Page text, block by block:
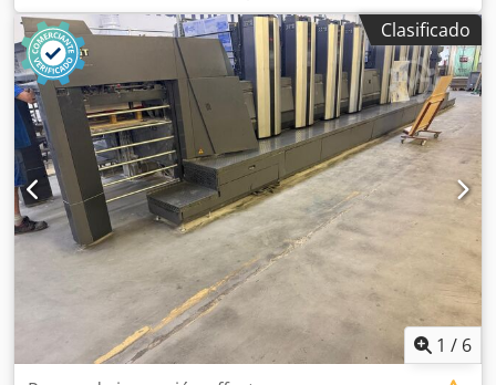
sistema de humectación Alcolor, limpieza de la zona no
imprimible, limpieza del cilindro de impresión, hojas de
tinta segmentadas, sistema de refrigeración y
recirculación de Baldwin. Dcedpfxoztapps Aqgsk
Clasificado
1 / 6